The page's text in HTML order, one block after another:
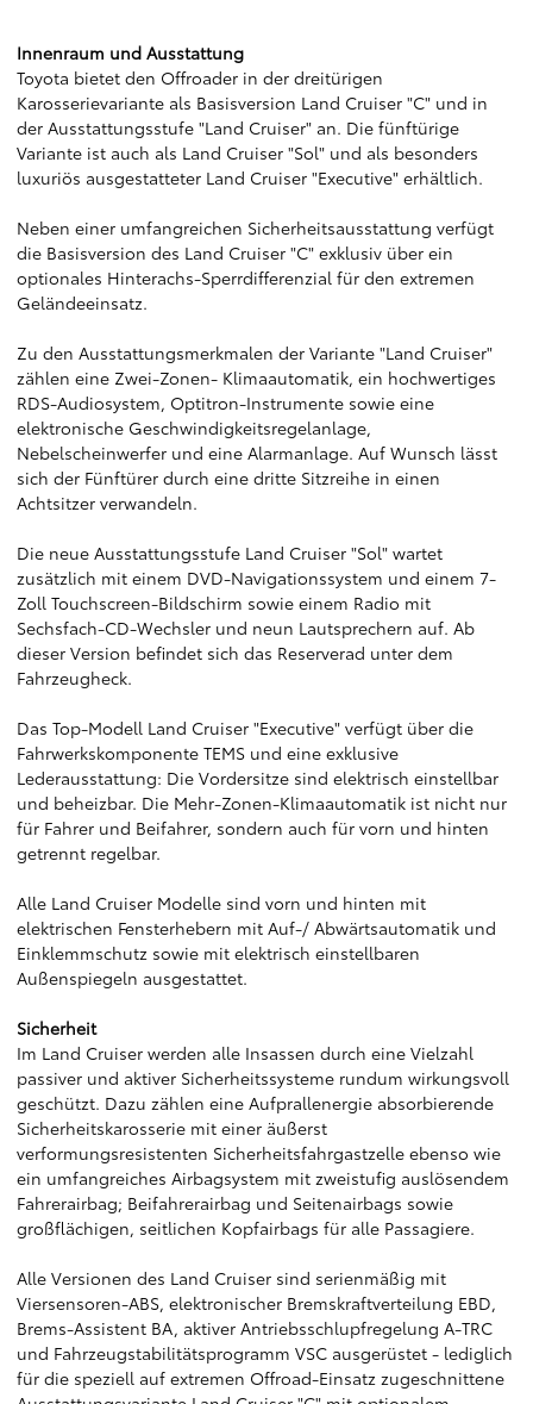
Innenraum und Ausstattung
Toyota bietet den Offroader in der dreitürigen
Karosserievariante als Basisversion Land Cruiser "C" und in
der Ausstattungsstufe "Land Cruiser" an. Die fünftürige
Variante ist auch als Land Cruiser "Sol" und als besonders
luxuriös ausgestatteter Land Cruiser "Executive" erhältlich.
Neben einer umfangreichen Sicherheitsausstattung verfügt
die Basisversion des Land Cruiser "C" exklusiv über ein
optionales Hinterachs-Sperrdifferenzial für den extremen
Geländeeinsatz.
Zu den Ausstattungsmerkmalen der Variante "Land Cruiser"
zählen eine Zwei-Zonen- Klimaautomatik, ein hochwertiges
RDS-Audiosystem, Optitron-Instrumente sowie eine
elektronische Geschwindigkeitsregelanlage,
Nebelscheinwerfer und eine Alarmanlage. Auf Wunsch lässt
sich der Fünftürer durch eine dritte Sitzreihe in einen
Achtsitzer verwandeln.
Die neue Ausstattungsstufe Land Cruiser "Sol" wartet
zusätzlich mit einem DVD-Navigationssystem und einem 7-
Zoll Touchscreen-Bildschirm sowie einem Radio mit
Sechsfach-CD-Wechsler und neun Lautsprechern auf. Ab
dieser Version befindet sich das Reserverad unter dem
Fahrzeugheck.
Das Top-Modell Land Cruiser "Executive" verfügt über die
Fahrwerkskomponente TEMS und eine exklusive
Lederausstattung: Die Vordersitze sind elektrisch einstellbar
und beheizbar. Die Mehr-Zonen-Klimaautomatik ist nicht nur
für Fahrer und Beifahrer, sondern auch für vorn und hinten
getrennt regelbar.
Alle Land Cruiser Modelle sind vorn und hinten mit
elektrischen Fensterhebern mit Auf-/ Abwärtsautomatik und
Einklemmschutz sowie mit elektrisch einstellbaren
Außenspiegeln ausgestattet.
Sicherheit
Im Land Cruiser werden alle Insassen durch eine Vielzahl
passiver und aktiver Sicherheitssysteme rundum wirkungsvoll
geschützt. Dazu zählen eine Aufprallenergie absorbierende
Sicherheitskarosserie mit einer äußerst
verformungsresistenten Sicherheitsfahrgastzelle ebenso wie
ein umfangreiches Airbagsystem mit zweistufig auslösendem
Fahrerairbag; Beifahrerairbag und Seitenairbags sowie
großflächigen, seitlichen Kopfairbags für alle Passagiere.
Alle Versionen des Land Cruiser sind serienmäßig mit
Viersensoren-ABS, elektronischer Bremskraftverteilung EBD,
Brems-Assistent BA, aktiver Antriebsschlupfregelung A-TRC
und Fahrzeugstabilitätsprogramm VSC ausgerüstet - lediglich
für die speziell auf extremen Offroad-Einsatz zugeschnittene